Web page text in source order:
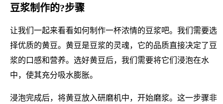
豆浆制作的?步骤
让我们一起来看看如何制作一杯浓情的豆浆吧。我们需要选
择优质的黄豆。黄豆是豆浆的灵魂，它的品质直接决定了豆
浆的口感和营养。选好黄豆后，我们需要将它们浸泡在水
中，使其充分吸水膨胀。
浸泡完成后，将黄豆放入研磨机中，开始磨浆。这一步骤非